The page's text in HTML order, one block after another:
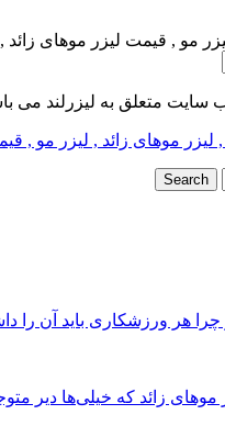
مو , قیمت لیزر موهای
متعلق به لیزرلند می
, لیزر موهای زائد , لیزر مو
هر ورزشکاری باید آن را
زائد که خیلی‌ها دیر